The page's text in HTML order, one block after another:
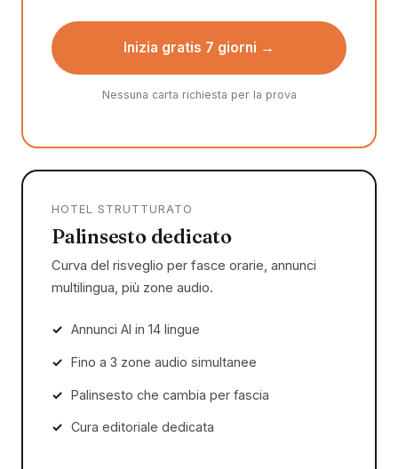
Inizia gratis 7 giorni →
Nessuna carta richiesta per la prova
HOTEL STRUTTURATO
Palinsesto dedicato
Curva del risveglio per fasce orarie, annunci
multilingua, più zone audio.
Annunci AI in 14 lingue
Fino a 3 zone audio simultanee
Palinsesto che cambia per fascia
Cura editoriale dedicata